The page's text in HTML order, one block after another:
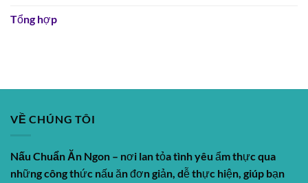
Tổng hợp
VỀ CHÚNG TÔI
Nấu Chuẩn Ăn Ngon – nơi lan tỏa tình yêu ẩm thực qua
những công thức nấu ăn đơn giản, dễ thực hiện, giúp bạn